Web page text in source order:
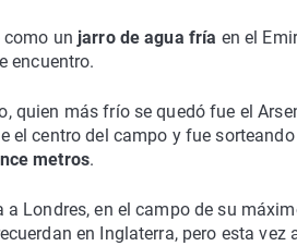
como un jarro de agua fría en el
encuentro.
quien más frío se quedó fue el
el centro del campo y fue
metros.
a Londres, en el campo de su
en Inglaterra, pero esta